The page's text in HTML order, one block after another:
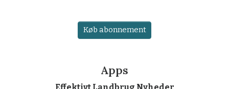
Køb abonnement
Apps
Effektivt Landbrug Nyheder